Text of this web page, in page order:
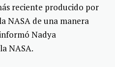
reciente producido por
NASA de una manera
Nadya
NASA.